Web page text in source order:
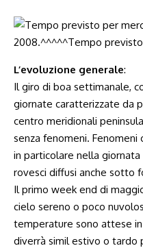
L’evoluzione generale:
Il giro di boa settimanale,
giornate caratterizzate da
centro meridionali
senza fenomeni. Fenomeni
in particolare nella
rovesci diffusi anche sotto
Il primo week end di
cielo sereno o poco
temperature sono attese
diverrà simil estivo o tardo